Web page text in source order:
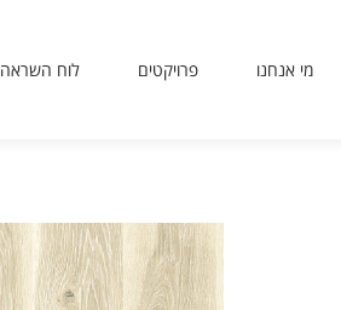
מי אנחנו פרויקטים לוח השראה